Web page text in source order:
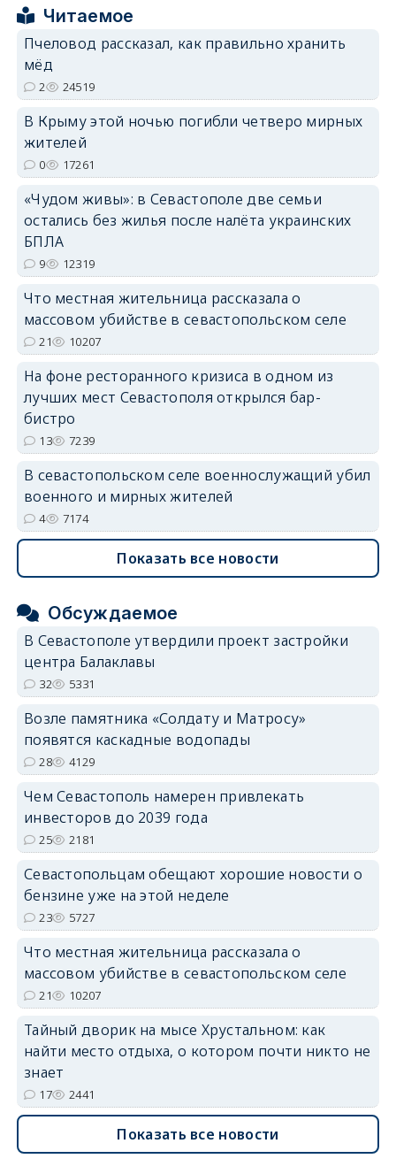
erid: 2SDnjdPjgYS
Читаемое
Пчеловод рассказал, как правильно хранить
мёд
2 24519
В Крыму этой ночью погибли четверо мирных
жителей
0 17261
«Чудом живы»: в Севастополе две семьи
остались без жилья после налёта украинских
БПЛА
9 12319
Что местная жительница рассказала о
массовом убийстве в севастопольском селе
21 10207
На фоне ресторанного кризиса в одном из
лучших мест Севастополя открылся бар-
бистро
13 7239
В севастопольском селе военнослужащий убил
военного и мирных жителей
4 7174
Показать все новости
Обсуждаемое
В Севастополе утвердили проект застройки
центра Балаклавы
32 5331
Возле памятника «Солдату и Матросу»
появятся каскадные водопады
28 4129
Чем Севастополь намерен привлекать
инвесторов до 2039 года
25 2181
Севастопольцам обещают хорошие новости о
бензине уже на этой неделе
23 5727
Что местная жительница рассказала о
массовом убийстве в севастопольском селе
21 10207
Тайный дворик на мысе Хрустальном: как
найти место отдыха, о котором почти никто не
знает
17 2441
Показать все новости